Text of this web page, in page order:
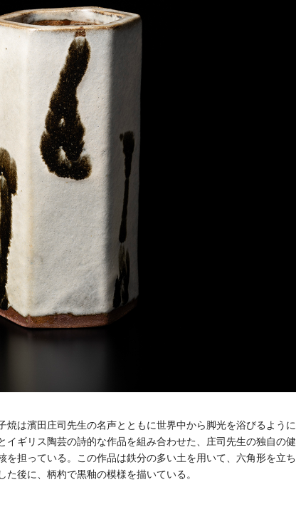
焼は濱田庄司先生の名声とともに世界中から脚光を浴びるように
イギリス陶芸の詩的な作品を組み合わせた、庄司先生の独自の健
を担っている。この作品は鉄分の多い土を用いて、六角形を立ち
た後に、柄杓で黒釉の模様を描いている。